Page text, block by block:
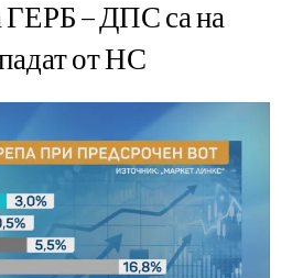
ГЕРБ – ДПС са на
от НС